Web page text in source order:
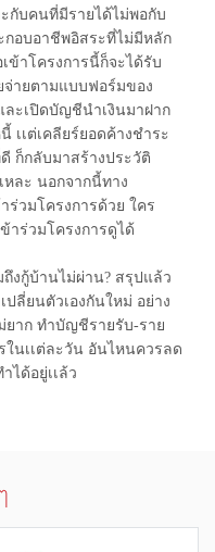
กับคนที่มีรายได้ไม่พอกับ
อบอาชีพอิสระที่ไม่มีหลัก
ข้าโครงการนี้ก็จะได้รับ
ายตามแบบฟอร์มของ
ละเปิดบัญชีนำเงินมาฝาก
เเต่เคลียร์ยอดค้างชำระ
ก็กลับมาสร้างประวัติ
หละ นอกจากนี้ทาง
ร่วมโครงการด้วย ใคร
าร่วมโครงการดูได้
งกู้บ้านไม่ผ่าน? สรุปแล้ว
ปลี่ยนตัวเองกันใหม่ อย่าง
ยาก ทำบัญชีรายรับ-ราย
ในเเต่ละวัน อันไหนควรลด
ได้อยู่เเล้ว